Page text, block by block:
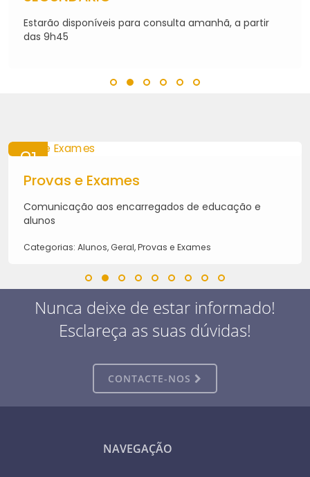
Estarão disponíveis para consulta amanhã, a partir
das 9h45
21
MAI
2026
Provas e Exames
Comunicação aos encarregados de educação e
alunos
Categorias: Alunos, Geral, Provas e Exames
Nunca deixe de estar informado!
Esclareça as suas dúvidas!
CONTACTE-NOS
NAVEGAÇÃO